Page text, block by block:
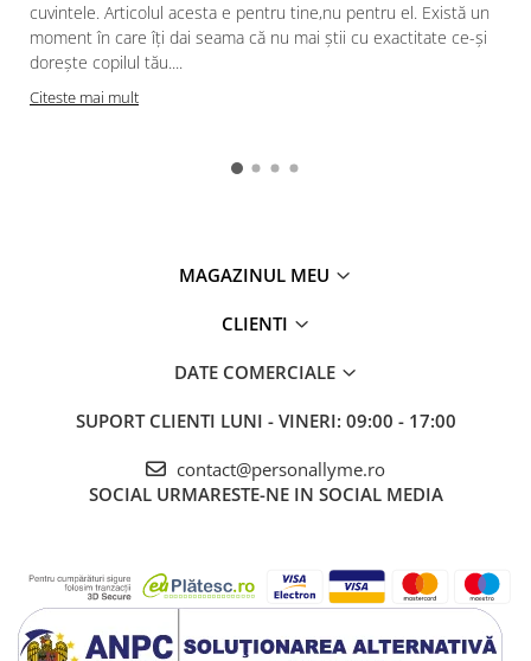
cuvintele. Articolul acesta e pentru tine,nu pentru el. Există un
moment în care îți dai seama că nu mai știi cu exactitate ce-și
dorește copilul tău....
Citeste mai mult
MAGAZINUL MEU
CLIENTI
DATE COMERCIALE
SUPORT CLIENTI LUNI - VINERI: 09:00 - 17:00
contact@personallyme.ro
SOCIAL URMARESTE-NE IN SOCIAL MEDIA